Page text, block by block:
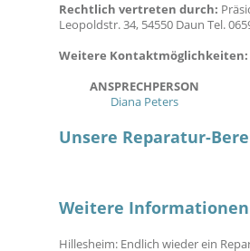
Rechtlich vertreten durch:
Leopoldstr. 34, 54550 Daun Tel.
Weitere Kontaktmöglichkeiten:
ANSPRECHPERSON
Diana Peters
Unsere Reparatur-
Weitere
Hillesheim: Endlich wieder ein